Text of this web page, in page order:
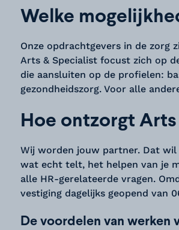
Welke
Onze opdrachtgevers in de zorg
Arts & Specialist focust zich op
die aansluiten op de profielen:
gezondheidszorg. Voor alle
Hoe ontzorgt
Wij worden jouw partner. Dat
wat echt telt, het helpen van je
alle HR-gerelateerde vragen.
vestiging dagelijks geopend van
De voordelen van werken